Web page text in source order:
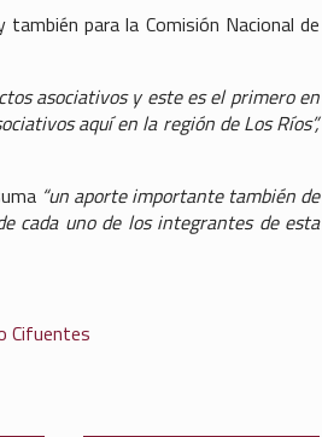
para la Comisión Nacional de
asociativos y este es el primero en
aquí en la región de Los Ríos”,
“un aporte importante también de
cada uno de los integrantes de esta
Cifuentes